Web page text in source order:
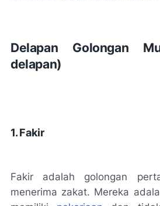
Delapan Golongan
delapan)
1. Fakir
Fakir adalah golongan
menerima zakat. Mereka